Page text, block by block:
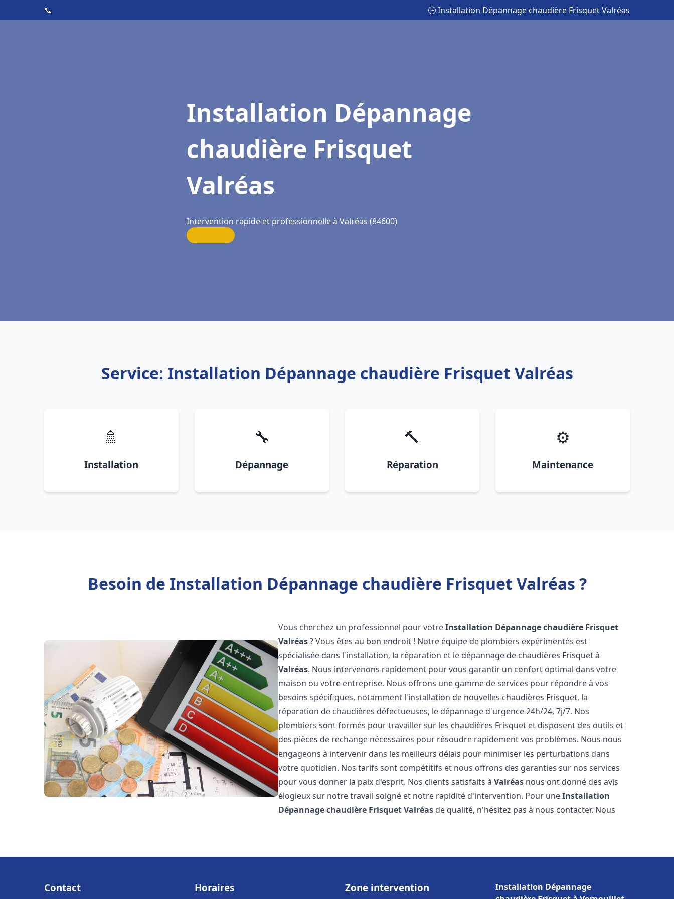
📞 🕒 Installation Dépannage chaudière Frisquet Valréas
Installation Dépannage
chaudière Frisquet
Valréas
Intervention rapide et professionnelle à Valréas (84600)
Service: Installation Dépannage chaudière Frisquet Valréas
🚿
Installation
🔧
Dépannage
🔨
Réparation
⚙️
Maintenance
Besoin de Installation Dépannage chaudière Frisquet Valréas ?
Vous cherchez un professionnel pour votreInstallation Dépannage chaudière Frisquet
Valréas? Vous êtes au bon endroit ! Notre équipe de plombiers expérimentés est
spécialisée dans l'installation, la réparation et le dépannage de chaudières Frisquet à
Valréas. Nous intervenons rapidement pour vous garantir un confort optimal dans votre
maison ou votre entreprise. Nous offrons une gamme de services pour répondre à vos
besoins spécifiques, notamment l'installation de nouvelles chaudières Frisquet, la
réparation de chaudières défectueuses, le dépannage d'urgence 24h/24, 7j/7. Nos
plombiers sont formés pour travailler sur les chaudières Frisquet et disposent des outils et
des pièces de rechange nécessaires pour résoudre rapidement vos problèmes. Nous nous
engageons à intervenir dans les meilleurs délais pour minimiser les perturbations dans
votre quotidien. Nos tarifs sont compétitifs et nous offrons des garanties sur nos services
pour vous donner la paix d'esprit. Nos clients satisfaits àValréas nous ont donné des avis
élogieux sur notre travail soigné et notre rapidité d'intervention. Pour uneInstallation
Dépannage chaudière FrisquetValréas de qualité, n'hésitez pas à nous contacter. Nous
Contact Horaires Zone intervention
Installation Dépannage